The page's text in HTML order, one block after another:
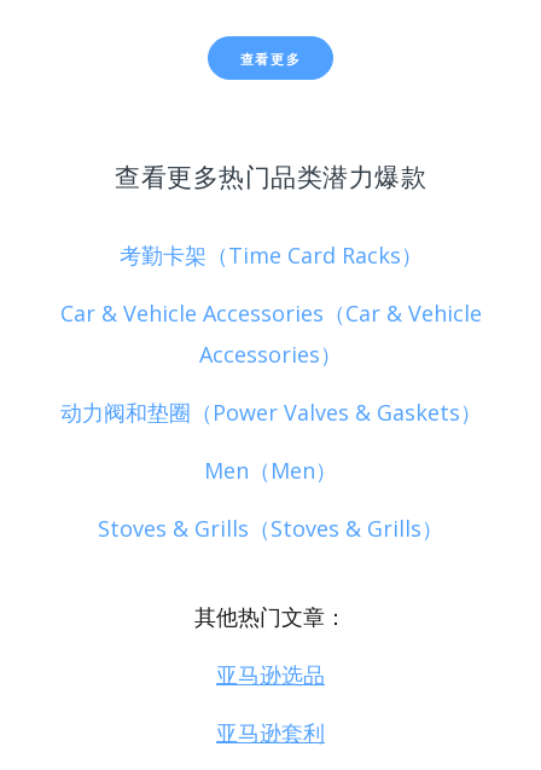
查看更多
查看更多热门品类潜力爆款
考勤卡架（Time Card Racks）
Car & Vehicle Accessories（Car & Vehicle
Accessories）
动力阀和垫圈（Power Valves & Gaskets）
Men（Men）
Stoves & Grills（Stoves & Grills）
其他热门文章：
亚马逊选品
亚马逊套利